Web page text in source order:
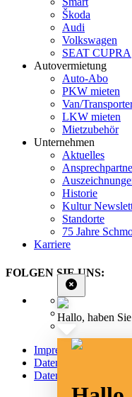
Škoda
Audi
Volkswagen
SEAT CUPRA
Autovermietung
Auto-Abo
PKW mieten
Van/
LKW mieten
Mietzubehör
Unternehmen
Aktuelles
Historie
Kultur
Standorte
75 Jahre
Karriere
FOLGEN SIE UNS:
Impressum
Datenschutz
Datenschutz Social
Hallo, haben